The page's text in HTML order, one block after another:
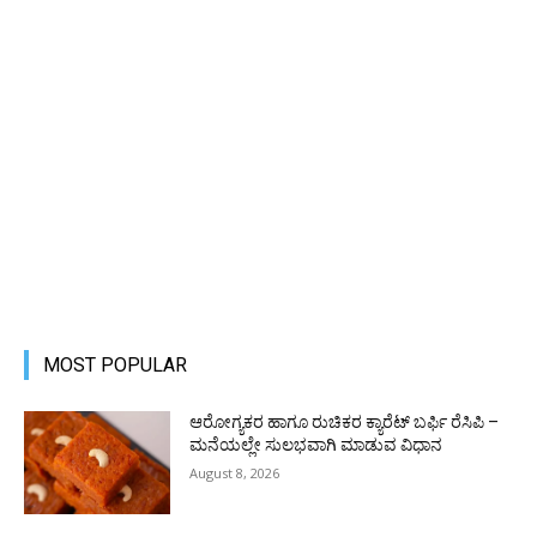
MOST POPULAR
ಆರೋಗ್ಯಕರ ಹಾಗೂ ರುಚಿಕರ ಕ್ಯಾರೆಟ್ ಬರ್ಫಿ ರೆಸಿಪಿ –
ಮನೆಯಲ್ಲೇ ಸುಲಭವಾಗಿ ಮಾಡುವ ವಿಧಾನ
August 8, 2026